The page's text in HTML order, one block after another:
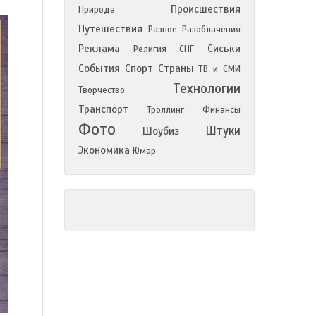
Природа
Происшествия
Путешествия
Разное Разоблачения
Реклама Религия СНГ
Сиськи
События Спорт Страны ТВ и СМИ
Творчество
Технологии
Транспорт Троллинг Финансы
Фото Шоубиз Штуки
Экономика Юмор